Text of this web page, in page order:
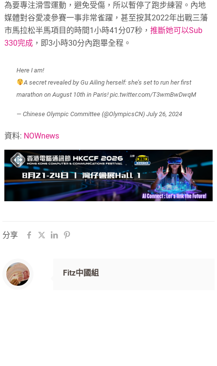
為要專注滑雪運動，避免受傷，所以暫停了跑步練習。內地
媒體對谷愛凌參賽一事非常雀躍，甚至按其2022年出戰三藩
市馬拉松半馬項目的時間1小時41分07秒，推斷她可以Sub
330完成 ，即3小時30分內跑畢全程。
Here I am!
A secret revealed by Gu Ailing herself: she’s set to run her first
marathon on August 10th in Paris!pic.twitter.com/T3wmBwDwqM
— Chinese Olympic Committee (@OlympicsCN)July 26, 2024
資料: NOWnews
分享
Fitz中國組